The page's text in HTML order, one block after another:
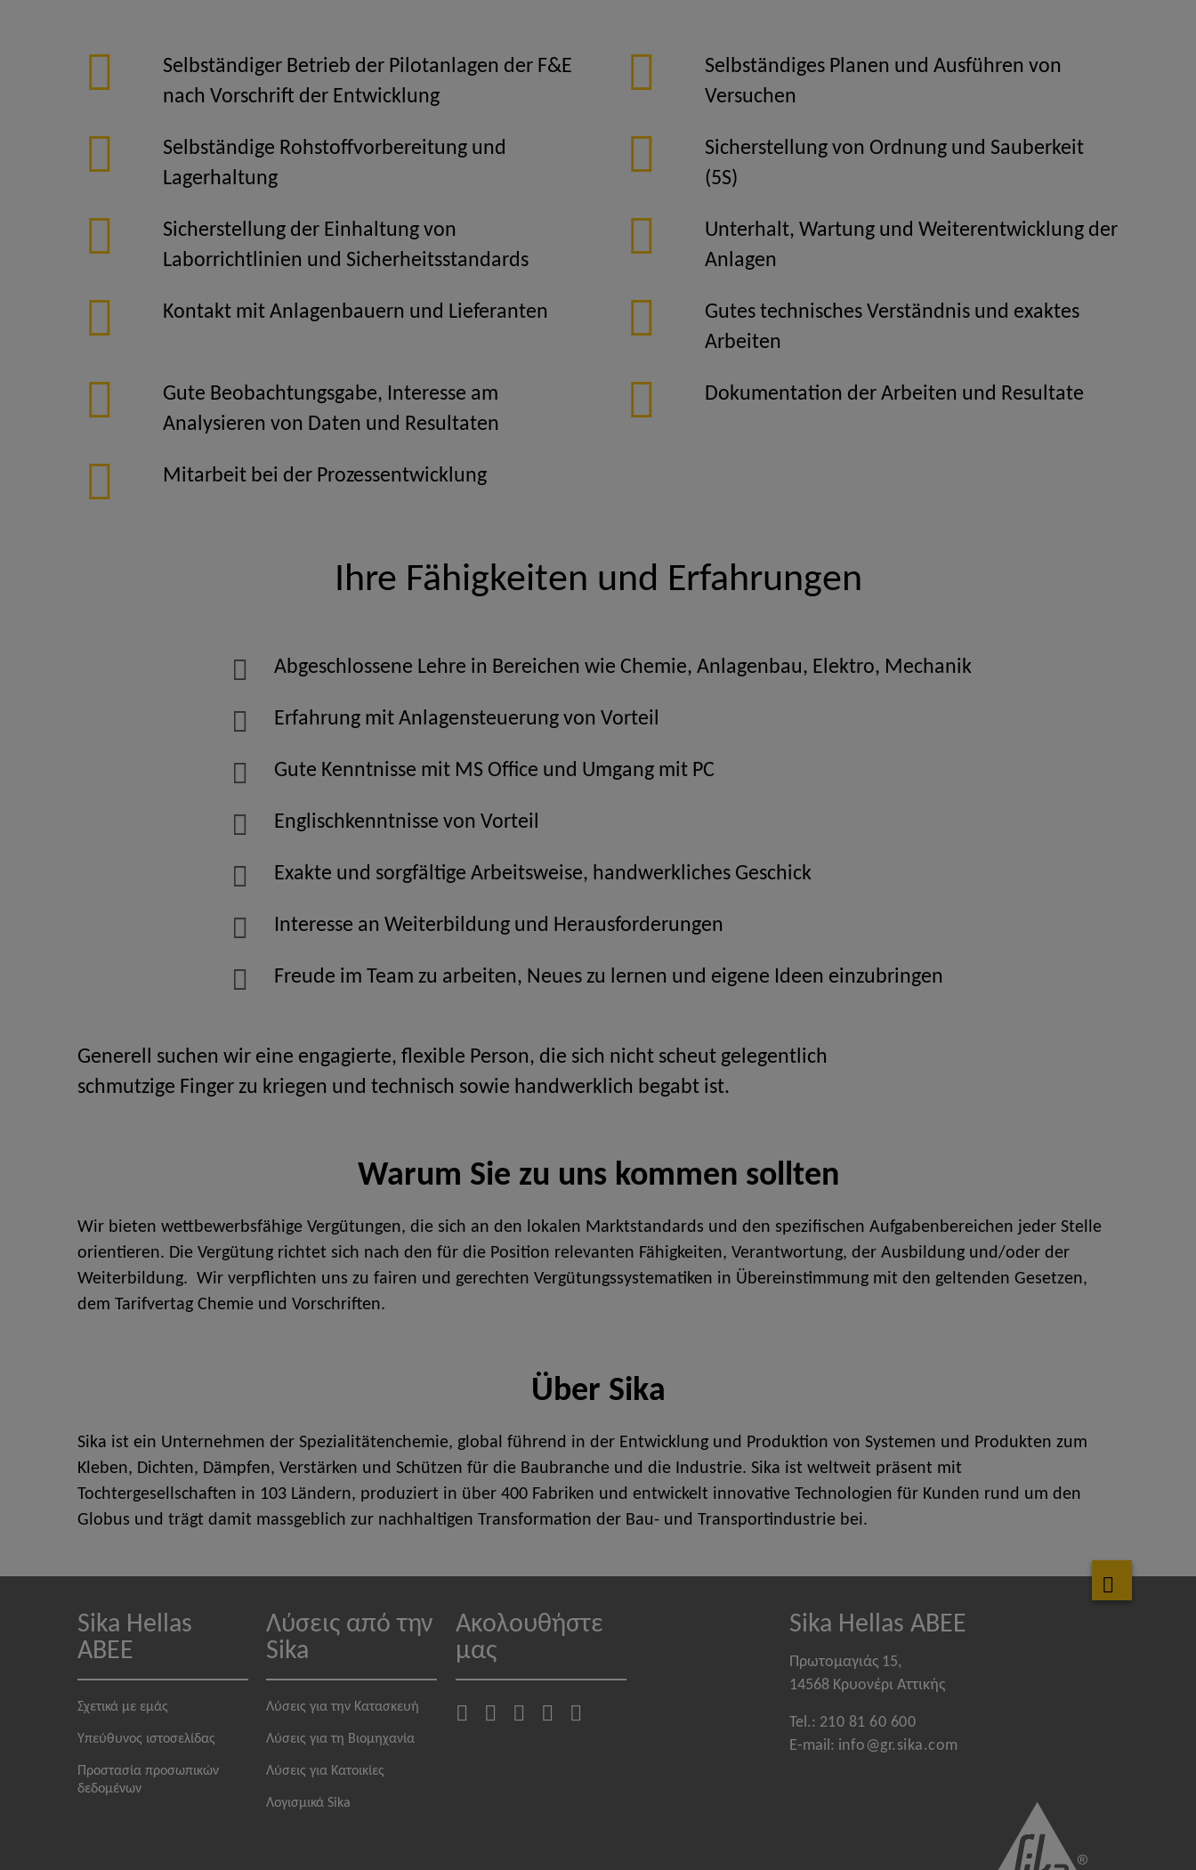
Selbständiger Betrieb der Pilotanlagen der F&E
nach Vorschrift der Entwicklung
Selbständiges Planen und Ausführen von
Versuchen
Selbständige Rohstoffvorbereitung und
Lagerhaltung
Sicherstellung von Ordnung und Sauberkeit
(5S)
Sicherstellung der Einhaltung von
Laborrichtlinien und Sicherheitsstandards
Unterhalt, Wartung und Weiterentwicklung der
Anlagen
Kontakt mit Anlagenbauern und Lieferanten
Gutes technisches Verständnis und exaktes
Arbeiten
Gute Beobachtungsgabe, Interesse am
Analysieren von Daten und Resultaten
Dokumentation der Arbeiten und Resultate
Mitarbeit bei der Prozessentwicklung
Ihre Fähigkeiten und Erfahrungen
Abgeschlossene Lehre in Bereichen wie Chemie, Anlagenbau, Elektro, Mechanik
Erfahrung mit Anlagensteuerung von Vorteil
Gute Kenntnisse mit MS Office und Umgang mit PC
Englischkenntnisse von Vorteil
Exakte und sorgfältige Arbeitsweise, handwerkliches Geschick
Interesse an Weiterbildung und Herausforderungen
Freude im Team zu arbeiten, Neues zu lernen und eigene Ideen einzubringen
Generell suchen wir eine engagierte, flexible Person, die sich nicht scheut gelegentlich
schmutzige Finger zu kriegen und technisch sowie handwerklich begabt ist.
Warum Sie zu uns kommen sollten
Wir bieten wettbewerbsfähige Vergütungen, die sich an den lokalen Marktstandards und den spezifischen Aufgabenbereichen jeder Stelle
orientieren. Die Vergütung richtet sich nach den für die Position relevanten Fähigkeiten, Verantwortung, der Ausbildung und/oder der
Weiterbildung. Wir verpflichten uns zu fairen und gerechten Vergütungssystematiken in Übereinstimmung mit den geltenden Gesetzen,
dem Tarifvertag Chemie und Vorschriften.
Über Sika
Sika ist ein Unternehmen der Spezialitätenchemie, global führend in der Entwicklung und Produktion von Systemen und Produkten zum
Kleben, Dichten, Dämpfen, Verstärken und Schützen für die Baubranche und die Industrie. Sika ist weltweit präsent mit
Tochtergesellschaften in 103 Ländern, produziert in über 400 Fabriken und entwickelt innovative Technologien für Kunden rund um den
Globus und trägt damit massgeblich zur nachhaltigen Transformation der Bau- und Transportindustrie bei.
Sika Hellas
ABEE
Σχετικά με εμάς
Υπεύθυνος ιστοσελίδας
Προστασία προσωπικών
δεδομένων
Λύσεις από την
Sika
Λύσεις για την Κατασκευή
Λύσεις για τη Βιομηχανία
Λύσεις για Κατοικίες
Λογισμικά Sika
Ακολουθήστε
μας
Sika Hellas ABEE
Πρωτομαγιάς 15,
14568 Κρυονέρι Αττικής
Tel.: 210 81 60 600
E-mail: info@gr.sika.com